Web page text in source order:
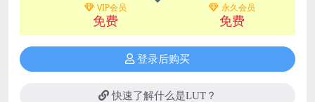
VIP会员
免费
永久会员
免费
登录后购买
快速了解什么是LUT？